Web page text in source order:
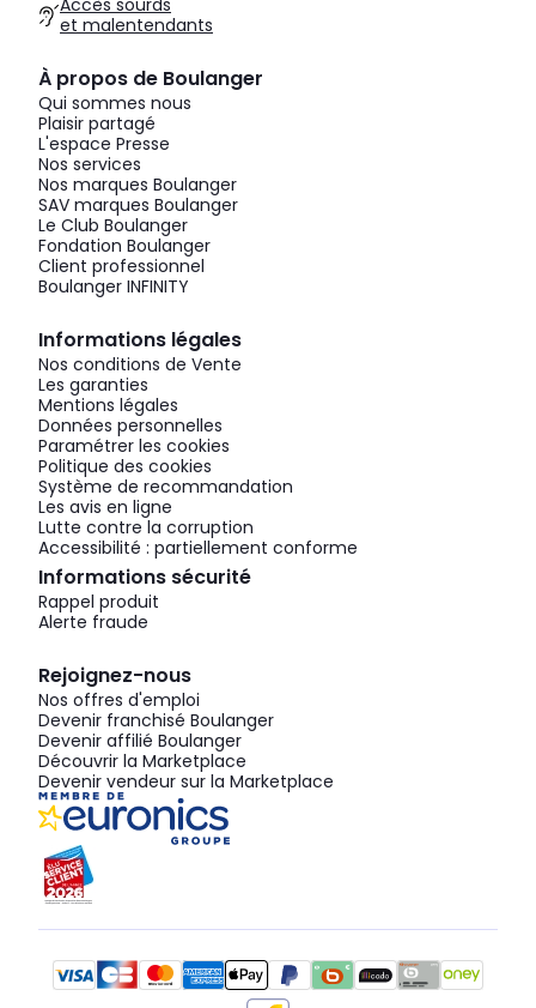
Accès sourds
et malentendants
À propos de Boulanger
Qui sommes nous
Plaisir partagé
L'espace Presse
Nos services
Nos marques Boulanger
SAV marques Boulanger
Le Club Boulanger
Fondation Boulanger
Client professionnel
Boulanger INFINITY
Informations légales
Nos conditions de Vente
Les garanties
Mentions légales
Données personnelles
Paramétrer les cookies
Politique des cookies
Système de recommandation
Les avis en ligne
Lutte contre la corruption
Accessibilité : partiellement conforme
Informations sécurité
Rappel produit
Alerte fraude
Rejoignez-nous
Nos offres d'emploi
Devenir franchisé Boulanger
Devenir affilié Boulanger
Découvrir la Marketplace
Devenir vendeur sur la Marketplace